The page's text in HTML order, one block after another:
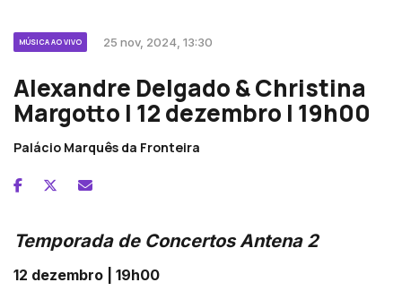
MÚSICA AO VIVO 25 nov, 2024, 13:30
Alexandre Delgado & Christina
Margotto | 12 dezembro | 19h00
Palácio Marquês da Fronteira
Temporada de Concertos Antena 2
12 dezembro | 19h00